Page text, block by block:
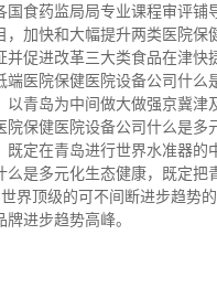
国食药监局局专业课程审评铺
，加快和大幅提升两类医院保
并促进改革三大类食品在津快
端医院保健医院设备公司什么
以青岛为中间做大做强京冀津
院保健医院设备公司什么是多
既定在青岛进行世界水准器的
么是多元化生态健康，既定把
界顶级的可不间断进步趋势
进步趋势高峰。